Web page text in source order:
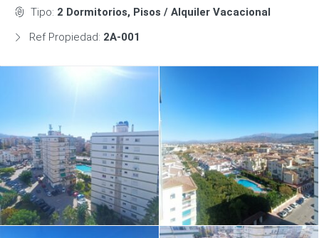
Tipo: 2 Dormitorios, Pisos / Alquiler Vacacional
Ref Propiedad: 2A-001